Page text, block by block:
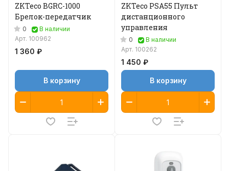
ZKTeco BGRC-1000
Брелок-передатчик
0
В наличии
Арт. 100962
1 360 ₽
В корзину
ZKTeco PSA55 Пульт
дистанционного
управления
0
В наличии
Арт. 100262
1 450 ₽
В корзину